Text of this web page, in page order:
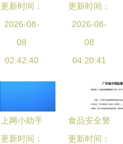
含两个部
分。以下我
将分别
对“车路云
案”以及“网
络与信息安
更新时间：
2026-08-
08
02:42:40
网络时代数
字数据安全
与高速保护
的战略路径
更新时间：
2026-08-
08
04:20:41
上网小助手
网吧A守护
更新时间：
食品安全警
钟再响 佛
更新时间：